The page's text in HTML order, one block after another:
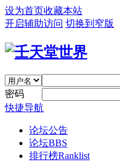
设为首页收藏本站
开启辅助访问 切换到窄版
密码
快捷导航
论坛公告
论坛BBS
排行榜Ranklist